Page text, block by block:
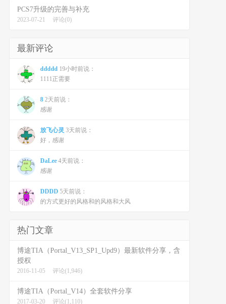
PCS7升级的完善与补充
2023-07-21 评论(0)
最新评论
ddddd 19小时前说：
1111正需要
8 2天前说：
感谢
放飞心灵 3天前说：
好，感谢
DaLee 4天前说：
感谢
DDDD 5天前说：
的方式更好的风格和的风格和大风
热门文章
博途TIA（Portal_V13_SP1_Upd9）最新软件分享，含
授权
2016-11-05 评论(1,946)
博途TIA（Portal_V14）全套软件分享
2017-03-20 评论(1,110)